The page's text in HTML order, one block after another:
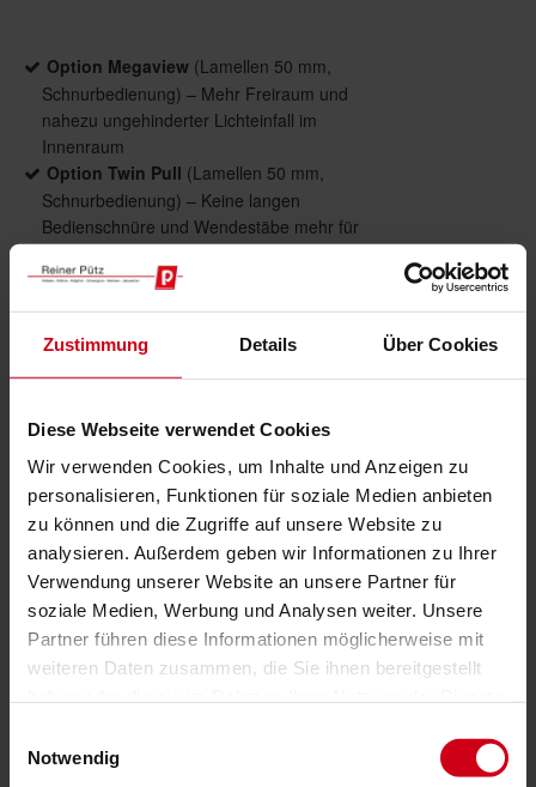
Zustimmung Details Über Cookies
Diese Webseite verwendet Cookies
Wir verwenden Cookies, um Inhalte und Anzeigen zu
personalisieren, Funktionen für soziale Medien anbieten
zu können und die Zugriffe auf unsere Website zu
analysieren. Außerdem geben wir Informationen zu Ihrer
Verwendung unserer Website an unsere Partner für
soziale Medien, Werbung und Analysen weiter. Unsere
Partner führen diese Informationen möglicherweise mit
weiteren Daten zusammen, die Sie ihnen bereitgestellt
Notwendig
Option Megaview (Lamellen 50 mm,
Schnurbedienung) – Mehr Freiraum und
nahezu ungehinderter Lichteinfall im
Innenraum
Option Twin Pull (Lamellen 50 mm,
Schnurbedienung) – Keine langen
Bedienschnüre und Wendestäbe mehr für
eine einfachere Handhabung
Option Light Less
Abdunkelung und erhöhter Schutz vor UV-
Strahlen
max. Breite: 3300 mm
max. Höhe: 4000 mm
max. Fläche: 14,10 m²
Lamellenbreite: 16 mm, 25 mm, 50 mm
Bedienung: Schnur, Schnur/Stab, Kette,
Stab mit versteckter Schnur, Kurbel,
Elektroantrieb
Bildschirmarbeitsplätze
Montage: An Wand und Decken sowie über